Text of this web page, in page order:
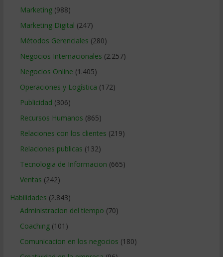
Marketing(988)
Marketing Digital (247)
Métodos Gerenciales (280)
Negocios Internacionales (2.257)
Negocios Online (1.405)
Operaciones y Logística (172)
Publicidad (306)
Recursos Humanos (865)
Relaciones con los clientes (219)
Relaciones publicas (132)
Tecnologia de Informacion (665)
Ventas (242)
Habilidades (2.843)
Administracion del tiempo (70)
Coaching(101)
Comunicacion en los negocios (180)